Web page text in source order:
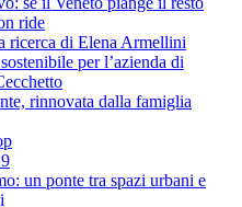
ride
ricerca di Elena Armellini
per l’azienda di
rinnovata dalla famiglia
un ponte tra spazi urbani e